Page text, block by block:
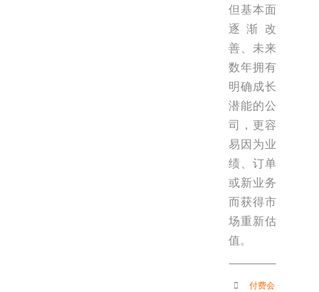
但基本面
逐渐改
善、未来
数年拥有
明确成长
潜能的公
司，更容
易因为业
绩、订单
或新业务
而获得市
场重新估
值。
付费会